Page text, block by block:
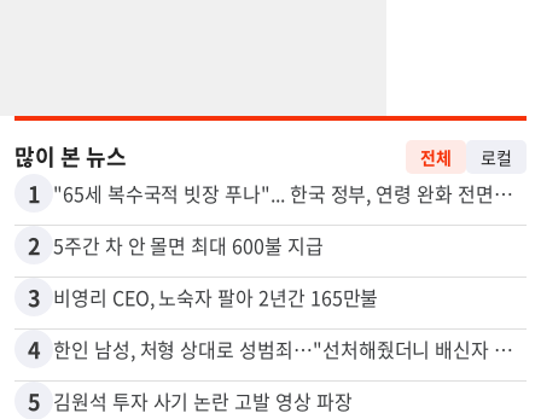
많이 본 뉴스 전체 로컬
1 "65세 복수국적 빗장 푸나"... 한국 정부, 연령 완화 전면 추진
2 5주간 차 안 몰면 최대 600불 지급
3 비영리 CEO, 노숙자 팔아 2년간 165만불
4 한인 남성, 처형 상대로 성범죄…"선처해줬더니 배신자 취급"
5 김원석 투자 사기 논란 고발 영상 파장